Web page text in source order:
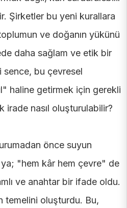
Şirketler bu yeni kurallara
ve doğanın yükünü
daha sağlam ve etik bir
sence, bu çevresel
haline getirmek için gerekli
irade nasıl oluşturulabilir?
önce suyun
"hem kâr hem çevre" de
ve anahtar bir ifade oldu.
temelini oluşturdu. Bu,